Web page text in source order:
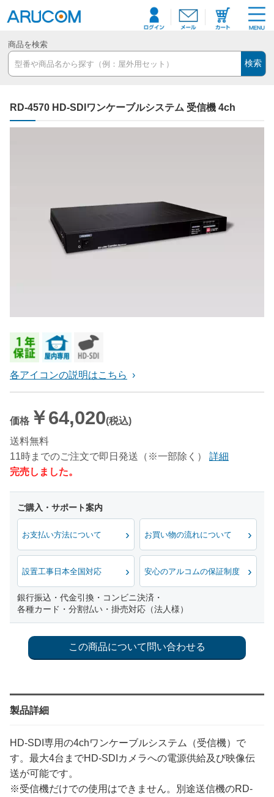
商品を検索
検索
RD-4570 HD-SDIワンケーブルシステム 受信機 4ch
各アイコンの説明はこちら
価格 ￥64,020(税込)
送料無料
11時までのご注文で即日発送（※一部除く）
詳細
完売しました。
お支払い方法について お買い物の流れについて
設置工事日本全国対応 安心のアルコムの保証制度
銀行振込・代金引換・コンビニ決済・
各種カード・分割払い・掛売対応（法人様）
製品詳細
HD-SDI専用の4chワンケーブルシステム（受信機）で
す。最大4台までHD-SDIカメラへの電源供給及び映像伝
送が可能です。
※受信機だけでの使用はできません。別途送信機のRD-